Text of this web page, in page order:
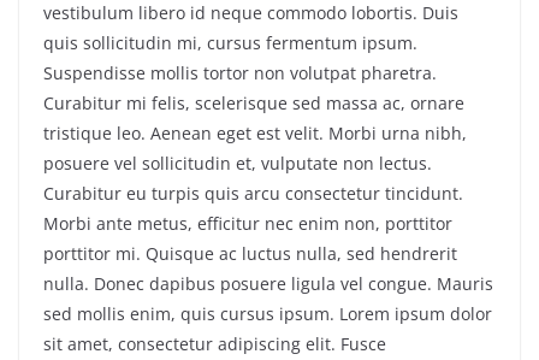
vestibulum libero id neque commodo lobortis. Duis
quis sollicitudin mi, cursus fermentum ipsum.
Suspendisse mollis tortor non volutpat pharetra.
Curabitur mi felis, scelerisque sed massa ac, ornare
tristique leo. Aenean eget est velit. Morbi urna nibh,
posuere vel sollicitudin et, vulputate non lectus.
Curabitur eu turpis quis arcu consectetur tincidunt.
Morbi ante metus, efficitur nec enim non, porttitor
porttitor mi. Quisque ac luctus nulla, sed hendrerit
nulla. Donec dapibus posuere ligula vel congue. Mauris
sed mollis enim, quis cursus ipsum. Lorem ipsum dolor
sit amet, consectetur adipiscing elit. Fusce